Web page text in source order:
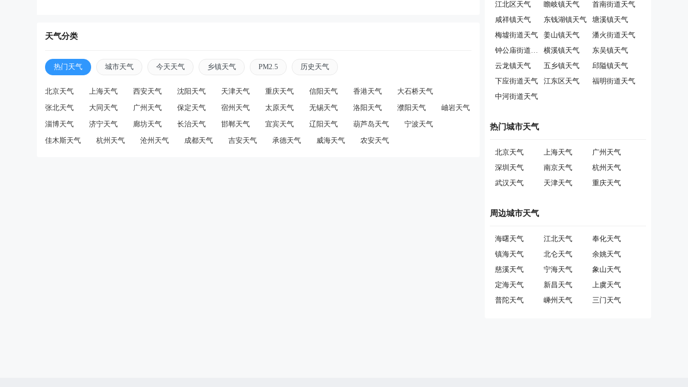
天气分类
热门天气 城市天气 今天天气 乡镇天气 PM2.5 历史天气
北京天气 上海天气 西安天气 沈阳天气 天津天气 重庆天气 信阳天气 香港天气 大石桥天气
张北天气 大同天气 广州天气 保定天气 宿州天气 太原天气 无锡天气 洛阳天气 濮阳天气 岫岩天气
淄博天气 济宁天气 廊坊天气 长治天气 邯郸天气 宜宾天气 辽阳天气 葫芦岛天气 宁波天气
佳木斯天气 杭州天气 沧州天气 成都天气 吉安天气 承德天气 威海天气 农安天气
江北区天气 瞻岐镇天气
首南街道天气
咸祥镇天气
东钱湖镇天气
塘溪镇天气
梅墟街道天气
姜山镇天气
潘火街道天气
钟公庙街道天气
横溪镇天气
东吴镇天气
云龙镇天气
五乡镇天气
邱隘镇天气
下应街道天气
江东区天气
福明街道天气
中河街道天气
热门城市天气
北京天气 上海天气
广州天气
深圳天气
南京天气
杭州天气
武汉天气
天津天气 重庆天气
周边城市天气
海曙天气 江北天气
奉化天气
镇海天气
北仑天气
余姚天气
慈溪天气
宁海天气
象山天气
定海天气
新昌天气
上虞天气
普陀天气
嵊州天气 三门天气